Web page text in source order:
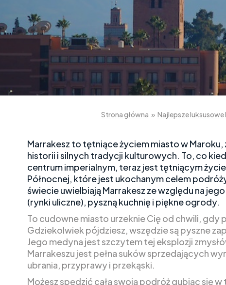
Strona główna » Najlepsze luksusowe
Marrakesz to tętniące życiem miasto w Maroku,
historii i silnych tradycji kulturowych. To, co
centrum imperialnym, teraz jest tętniącym
Północnej, które jest ukochanym celem
świecie uwielbiają Marrakesz ze względu na
(rynki uliczne), pyszną kuchnię i piękne ogrody.
To cudowne miasto urzeknie Cię od chwili, gdy
Gdziekolwiek pójdziesz, wszędzie są pyszne
Jego medyna jest szczytem tej eksplozji
Marrakeszu jest pełna suków sprzedających
ubrania, przyprawy i przekąski.
Możesz spędzić całą swoją podróż gubiąc się